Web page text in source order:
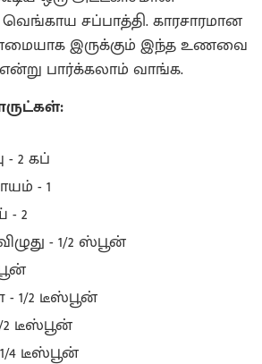
சப்பாத்தி. காரசாரமான
இருக்கும் இந்த உணவை
பார்க்கலாம் வாங்க.
2 கப்
- 1
- 2
- 1/2 ஸ்பூன்
1/2 டீஸ்பூன்
2 டீஸ்பூன்
4 டீஸ்பூன்